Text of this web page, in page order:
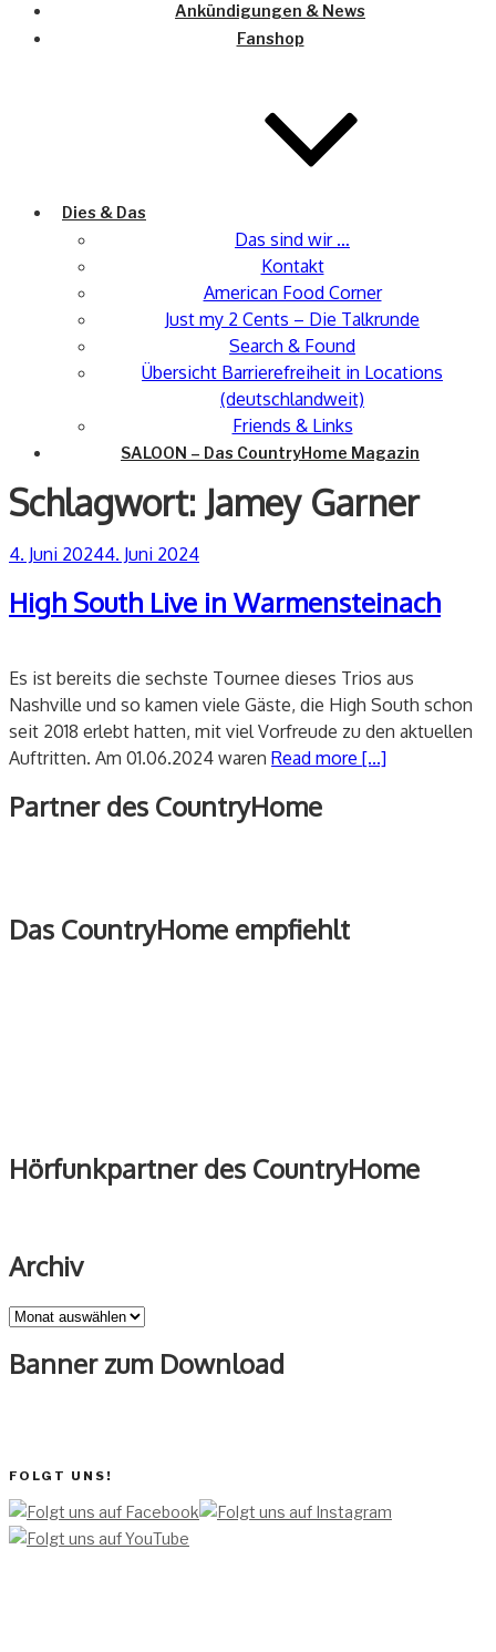
Ankündigungen & News
Fanshop
Dies & Das
Das sind wir …
Kontakt
American Food Corner
Just my 2 Cents – Die Talkrunde
Search & Found
Übersicht Barrierefreiheit in Locations
(deutschlandweit)
Friends & Links
SALOON – Das CountryHome Magazin
Schlagwort: Jamey Garner
Veröffentlicht
4. Juni 20244. Juni 2024
High South Live in Warmensteinach
Es ist bereits die sechste Tournee dieses Trios aus
Nashville und so kamen viele Gäste, die High South schon
seit 2018 erlebt hatten, mit viel Vorfreude zu den aktuellen
Auftritten. Am 01.06.2024 waren Read more [...]
Partner des CountryHome
Das CountryHome empfiehlt
Hörfunkpartner des CountryHome
Archiv
Archiv
Banner zum Download
FOLGT UNS!